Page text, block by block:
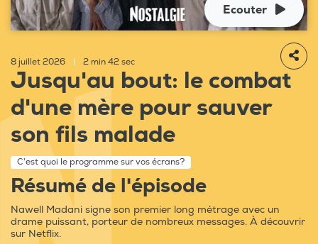
Ecouter
8 juillet 2026 2 min 42 sec
Jusqu'au bout: le combat
d'une mère pour sauver
son fils malade
C'est quoi le programme sur vos écrans?
Résumé de l'épisode
Nawell Madani signe son premier long métrage avec un
drame puissant, porteur de nombreux messages. À découvrir
sur Netflix.